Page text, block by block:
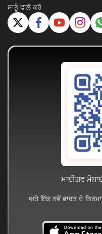
ਸਾਨੂੰ ਫਾਲੋ ਕਰੋ
ਮਾਈਗਵ
ਅਤੇ ਇੱਕ ਨਵੇਂ ਭਾਰਤ ਦੇ